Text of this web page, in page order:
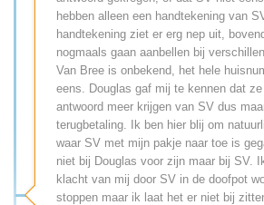
hebben alleen een handtekening van
handtekening ziet er erg nep uit,
nogmaals gaan aanbellen bij
Van Bree is onbekend, het hele
eens. Douglas gaf mij te kennen dat
antwoord meer krijgen van SV dus
terugbetaling. Ik ben hier blij om
waar SV met mijn pakje naar toe is
niet bij Douglas voor zijn maar bij SV.
klacht van mij door SV in de doofpot
stoppen maar ik laat het er niet bij